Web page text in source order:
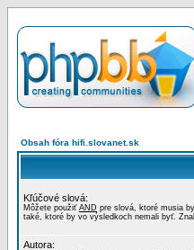
Obsah fóra hifi.slovanet.sk
Kľúčové slová:
Môžete použiť AND pre slová, ktoré musia
také, ktoré by vo výsledkoch nemali byť.
Autora: